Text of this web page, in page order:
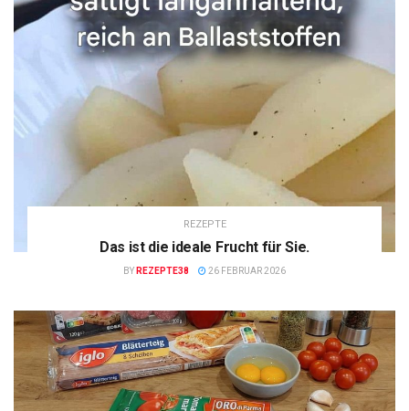
REZEPTE
Das ist die ideale Frucht für Sie.
BY REZEPTE38 26 FEBRUAR 2026